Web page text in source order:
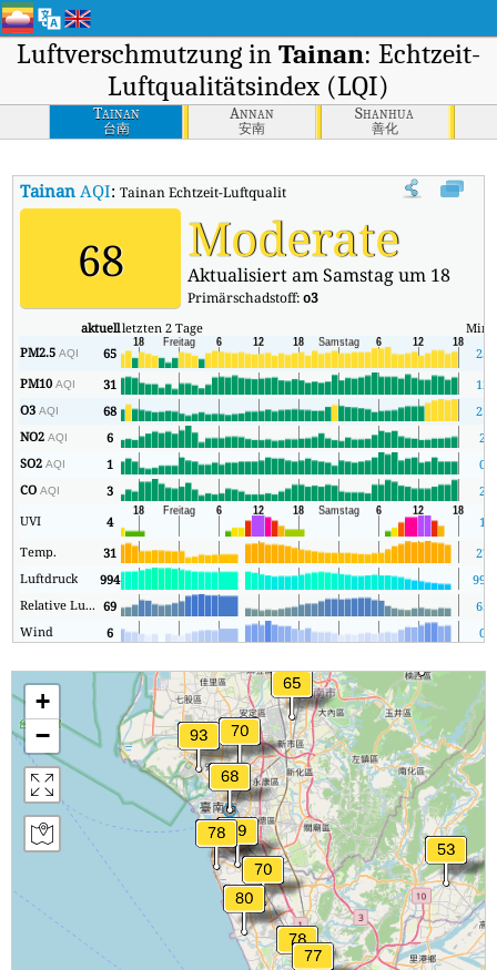
Luftverschmutzung in Tainan: Echtzeit-
Luftqualitätsindex (LQI)
Tainan
台南
Annan
安南
Shanhua
善化
Tainan AQI:Tainan Echtzeit-Luftqualitätsindex (AQI).
68 Moderate
Aktualisiert am Samstag um 18
Primärschadstoff:o3
aktuellletzten 2 Tage
PM2.5AQI 65
25
PM10AQI 31
12
O3AQI 68
21
NO2AQI 6
2
SO2AQI 1
0
COAQI 3
2
UVI
4
1
Temp.
31
27
Luftdruck
994
994
Relative Luftfeuchtigkeit 69
65
Wind
6 0
+
−